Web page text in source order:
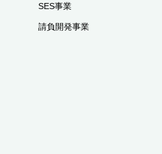
SES事業
請負開発事業